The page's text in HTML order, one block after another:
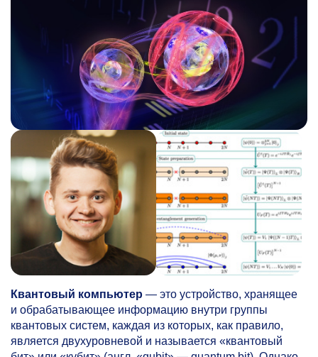
Квантовый компьютер — это устройство, хранящее
и обрабатывающее информацию внутри группы
квантовых систем, каждая из которых, как правило,
является двухуровневой и называется «квантовый